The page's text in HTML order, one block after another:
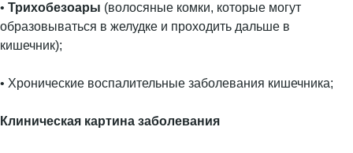
• Трихобезоары (волосяные комки, которые могут
образовываться в желудке и проходить дальше в
кишечник);
• Хронические воспалительные заболевания кишечника;
Клиническая картина заболевания